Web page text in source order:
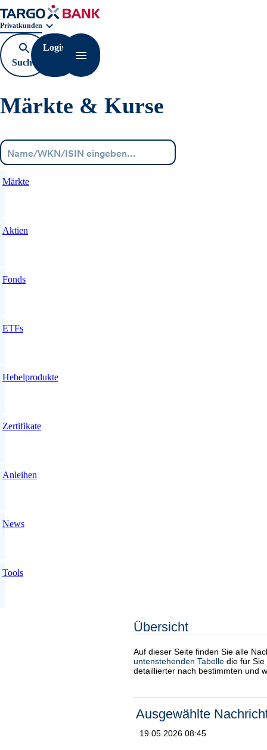
Geschäftsbereichnavigation. Aktuelle Auswahl:
Privatkunden
Suche
öffnen
Login
Navigation öffnen
Märkte & Kurse
Märkte
Aktien
Fonds
ETFs
Hebelprodukte
Zertifikate
Anleihen
News
Tools
Übersicht
Auf dieser Seite finden Sie alle
untenstehenden Tabelle die für
detaillierter nach bestimmten und
Ausgewählte
19.05.2026 08:45